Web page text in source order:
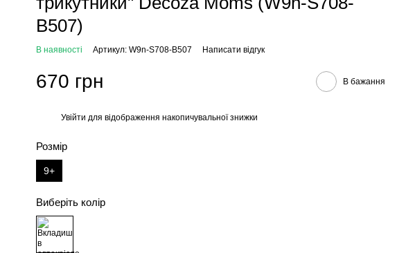
B507)
В наявності Артикул: W9n-S708-B507 Написати відгук
670 грн В бажання
Увійти для відображення накопичувальної знижки
Розмір
9+
Виберіть колір